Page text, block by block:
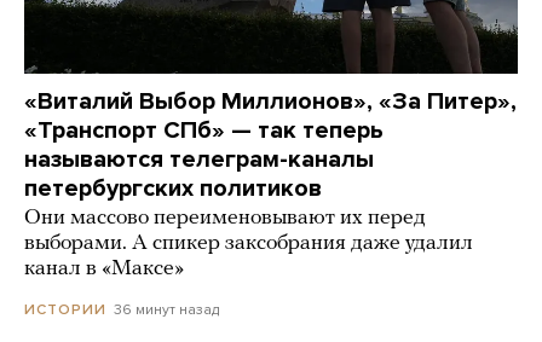
«Виталий Выбор Миллионов», «За Питер»,
«Транспорт СПб» — так теперь
называются телеграм-каналы
петербургских политиков
Они массово переименовывают их перед
выборами. А спикер заксобрания даже удалил
канал в «Максе»
ИСТОРИИ 36 минут назад